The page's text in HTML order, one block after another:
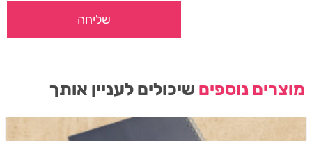
מוצרים נוספים שיכולים לעניין אותך